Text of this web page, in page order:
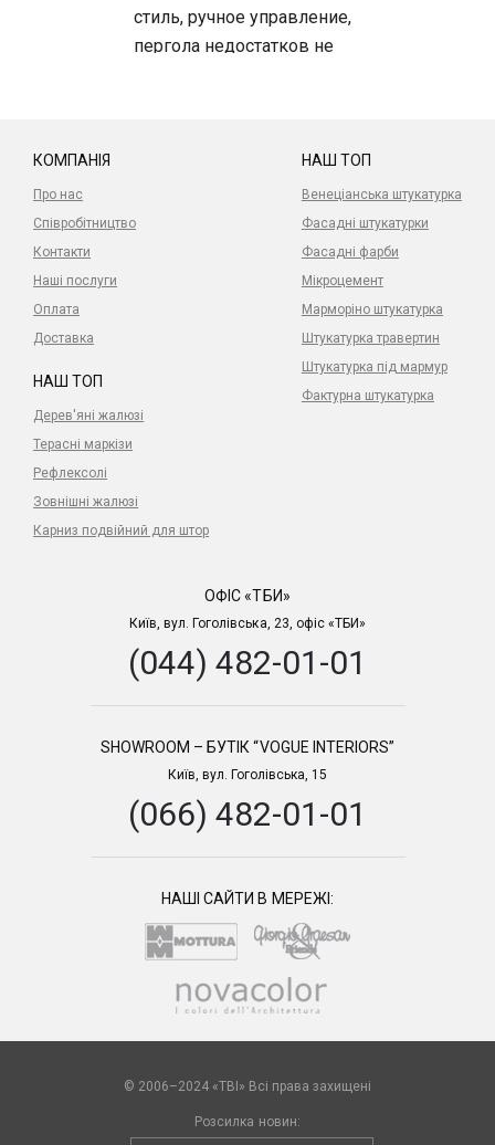
стиль, ручное управление,
пергола недостатков не
КОМПАНІЯ
Про нас
Співробітництво
Контакти
Наші послуги
Оплата
Доставка
НАШ ТОП
Венеціанська штукатурка
Фасадні штукатурки
Фасадні фарби
Мікроцемент
Марморіно штукатурка
Штукатурка травертин
Штукатурка під мармур
Фактурна штукатурка
НАШ ТОП
Дерев'яні жалюзі
Терасні маркізи
Рефлексолі
Зовнішні жалюзі
Карниз подвійний для штор
ОФІС «ТБИ»
Київ, вул. Гоголівська, 23, офіс «ТБИ»
(044) 482-01-01
SHOWROOM – БУТІК “VOGUE INTERIORS”
Київ, вул. Гоголівська, 15
(066) 482-01-01
НАШІ САЙТИ В МЕРЕЖІ:
© 2006–2024 «TBI» Всі права захищені
Розсилка новин: